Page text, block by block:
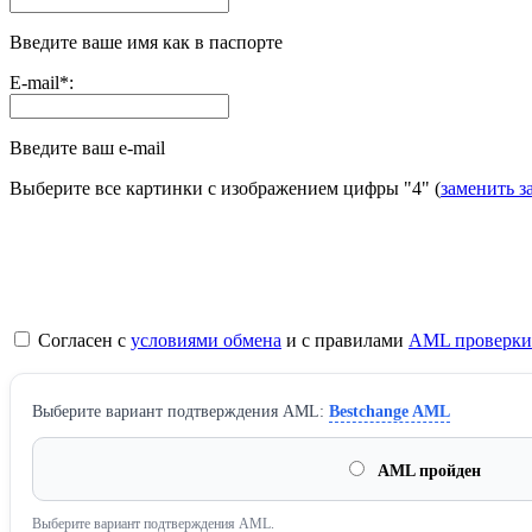
Введите ваше имя как в паспорте
E-mail*:
Введите ваш e-mail
Выберите все картинки с изображением цифры "4" (заменить
Согласен с условиями обмена и с правилами AML проверки
Выберите вариант подтверждения AML: Bestchange AML
AML пройден
Выберите вариант подтверждения AML.